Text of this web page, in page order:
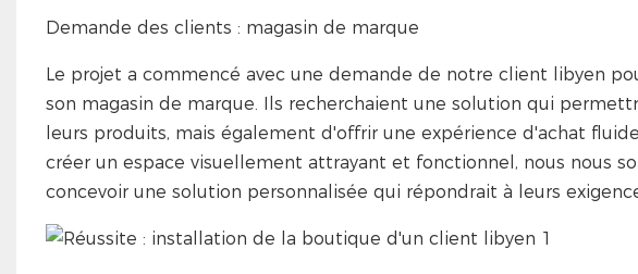
Demande des clients : magasin de marque
Le projet a commencé avec une demande de notre client libyen
son magasin de marque. Ils recherchaient une solution qui
leurs produits, mais également d'offrir une expérience d'achat
créer un espace visuellement attrayant et fonctionnel, nous nous
concevoir une solution personnalisée qui répondrait à leurs